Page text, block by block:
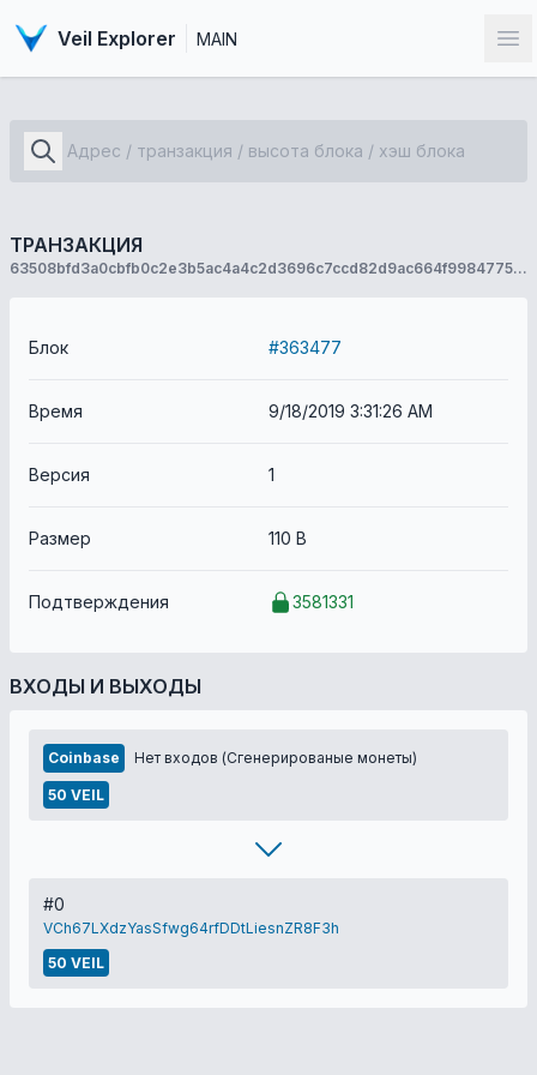
Veil Explorer MAIN
ТРАНЗАКЦИЯ
63508bfd3a0cbfb0c2e3b5ac4a4c2d3696c7ccd82d9ac664f998477506f47a27
Блок #363477
Время 9/18/2019 3:31:26 AM
Версия 1
Размер 110 B
Подтверждения 3581331
ВХОДЫ И ВЫХОДЫ
Coinbase Нет входов (Сгенерированые монеты)
50 VEIL
#0
VCh67LXdzYasSfwg64rfDDtLiesnZR8F3h
50 VEIL